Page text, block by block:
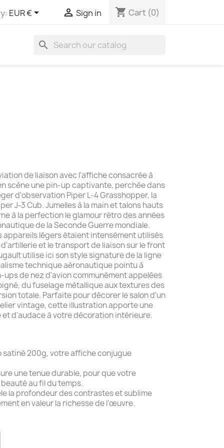
EUR €  Sign in shopping_cart Cart (0)
search
de liaison avec l'affiche consacrée à
scène une pin-up captivante, perchée dans
d'observation Piper L-4 Grasshopper, la
J-3 Cub. Jumelles à la main et talons hauts
à la perfection le glamour rétro des années
de la Seconde Guerre mondiale.
appareils légers étaient intensément utilisés
et le transport de liaison sur le front
utilise ici son style signature de la ligne
technique aéronautique pointu à
de nez d'avion communément appelées
du fuselage métallique aux textures des
totale. Parfaite pour décorer le salon d'un
vintage, cette illustration apporte une
d'audace à votre décoration intérieure.
satiné 200g, votre affiche conjugue
une tenue durable, pour que votre
au fil du temps.
la profondeur des contrastes et sublime
en valeur la richesse de l’œuvre.